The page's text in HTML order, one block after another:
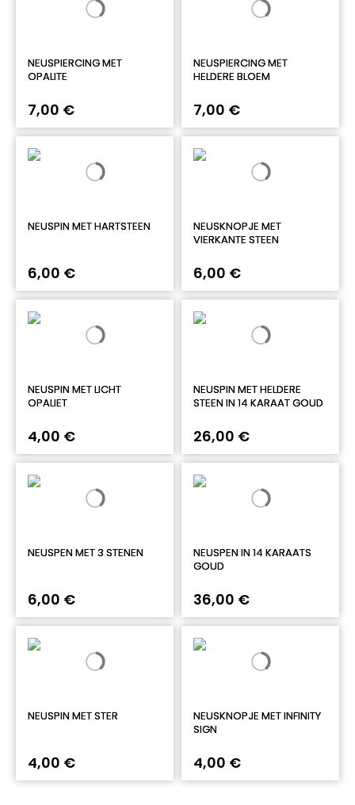
NEUSPIERCING MET
OPALITE
7,00 €
NEUSPIERCING MET
HELDERE BLOEM
7,00 €
NEUSPIN MET HARTSTEEN
6,00 €
NEUSKNOPJE MET
VIERKANTE STEEN
6,00 €
NEUSPIN MET LICHT
OPALIET
4,00 €
NEUSPIN MET HELDERE
STEEN IN 14 KARAAT GOUD
26,00 €
NEUSPEN MET 3 STENEN
6,00 €
NEUSPEN IN 14 KARAATS
GOUD
36,00 €
NEUSPIN MET STER
4,00 €
NEUSKNOPJE MET INFINITY
SIGN
4,00 €